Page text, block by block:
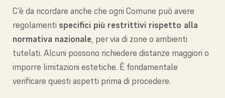
C’è da ricordare anche che ogni Comune può avere
regolamenti specifici più restrittivi rispetto alla
normativa nazionale, per via di zone o ambienti
tutelati. Alcuni possono richiedere distanze maggiori o
imporre limitazioni estetiche. È fondamentale
verificare questi aspetti prima di procedere.